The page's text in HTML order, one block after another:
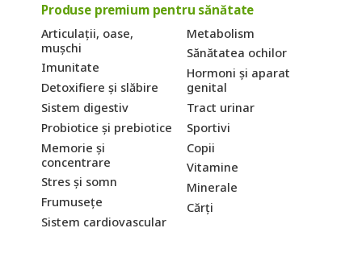
Produse premium pentru sănătate
Articulații, oase,
mușchi
Imunitate
Detoxifiere și slăbire
Sistem digestiv
Probiotice și prebiotice
Memorie și
concentrare
Stres și somn
Frumusețe
Sistem cardiovascular
Metabolism
Sănătatea ochilor
Hormoni și aparat
genital
Tract urinar
Sportivi
Copii
Vitamine
Minerale
Cărți